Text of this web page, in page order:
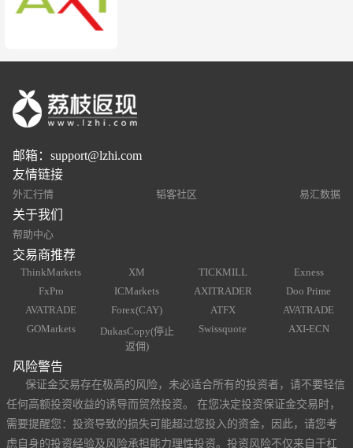
邮箱： support@lzhi.com
友情链接
外汇行情 韬客社区 易汇数据
关于我们
帮助中心
交易商推荐
ThinkMarkets XM TICKMILL
Exness
FxPro
ICMarkets AXITRADER
Doo Prime
AVATRADE
Forex(CAY) ATFX
AVATRADE
GOMarkets
DukasCopy(停止
返佣)
Swissquote AXI-ECN
风险警告
保证金交易存在极高的风险，未必适合所有的投资者，请不要轻信
任何高额投资收益的诱导而贸然投资。 在您决定投资保证金交易时，
需要提醒您：投资导致的损失可能超过您投入的资金，因此，请您考
虑自身的投资经验及风险承担能力理性投资。投资风险不仅来自于杠